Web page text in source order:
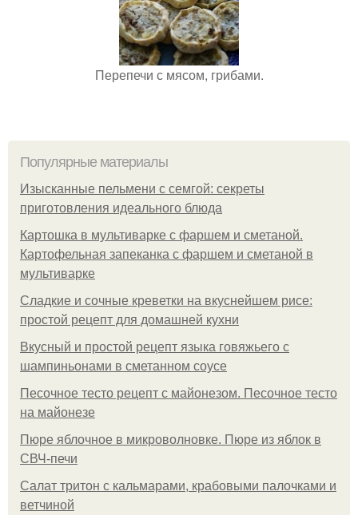
Перепечи с мясом, грибами.
Популярные материалы
Изысканные пельмени с семгой: секреты
приготовления идеального блюда
Картошка в мультиварке с фаршем и сметаной.
Картофельная запеканка с фаршем и сметаной в
мультиварке
Сладкие и сочные креветки на вкуснейшем рисе:
простой рецепт для домашней кухни
Вкусный и простой рецепт языка говяжьего с
шампиньонами в сметанном соусе
Песочное тесто рецепт с майонезом. Песочное тесто
на майонезе
Пюре яблочное в микроволновке. Пюре из яблок в
СВЧ-печи
Салат тритон с кальмарами, крабовыми палочками и
ветчиной